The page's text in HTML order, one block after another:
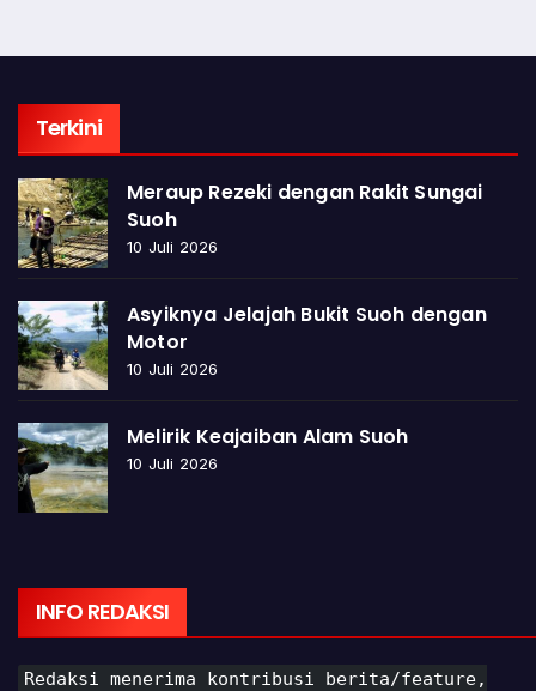
Terkini
Meraup Rezeki dengan Rakit Sungai
Suoh
10 Juli 2026
Asyiknya Jelajah Bukit Suoh dengan
Motor
10 Juli 2026
Melirik Keajaiban Alam Suoh
10 Juli 2026
INFO REDAKSI
Redaksi menerima kontribusi berita/feature,